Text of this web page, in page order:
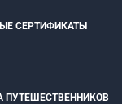
СЕРТИФИКАТЫ
ПУТЕШЕСТВЕННИКОВ